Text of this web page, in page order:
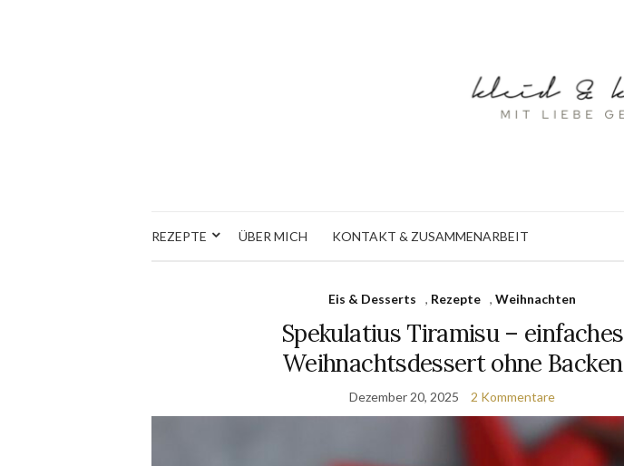
REZEPTE ÜBER MICH KONTAKT & ZUSAMMENARBEIT
Eis & Desserts , Rezepte ,Weihnachten
Spekulatius Tiramisu – einfaches
Weihnachtsdessert ohne Backen
Dezember 20, 2025 2 Kommentare